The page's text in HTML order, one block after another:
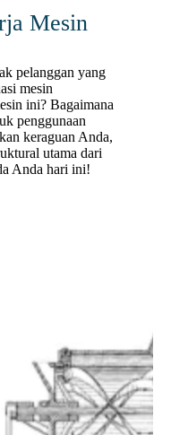
Mesin
pelanggan yang
mesin
ini? Bagaimana
penggunaan
keraguan Anda,
utama dari
Anda hari ini!